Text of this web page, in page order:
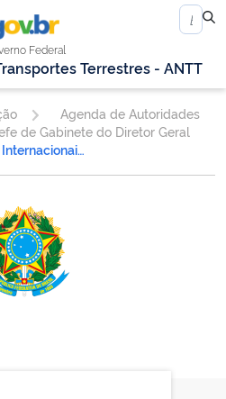
Federal
Terrestres - ANTT
Agenda de Autoridades
de Gabinete do Diretor Geral
Assessoria de Relações Internacionais - ASINT